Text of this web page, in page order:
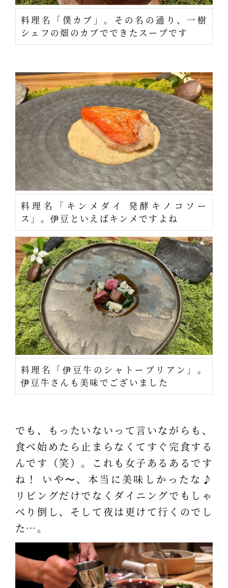
料理名「僕カブ」。その名の通り、一樹
シェフの畑のカブでできたスープです
料理名「キンメダイ 発酵キノコソー
ス」。伊豆といえばキンメですよね
料理名「伊豆牛のシャトーブリアン」。
伊豆牛さんも美味でございました
でも、もったいないって言いながらも、
食べ始めたら止まらなくてすぐ完食する
んです（笑）。これも女子あるあるです
ね！ いや〜、本当に美味しかったな♪
リビングだけでなくダイニングでもしゃ
べり倒し、そして夜は更けて行くのでし
た…。